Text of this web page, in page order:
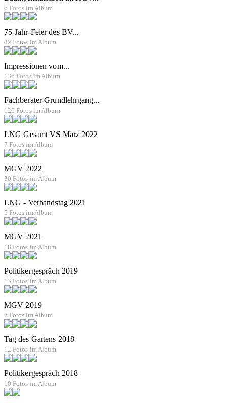
6 Fotos im Album
75-Jahr-Feier des BV...
82 Fotos im Album
Impressionen vom...
136 Fotos im Album
Fachberater-Grundlehrgang...
126 Fotos im Album
LNG Gesamt VS März 2022
7 Fotos im Album
MGV 2022
30 Fotos im Album
LNG - Verbandstag 2021
5 Fotos im Album
MGV 2021
18 Fotos im Album
Politikergespräch 2019
13 Fotos im Album
MGV 2019
6 Fotos im Album
Tag des Gartens 2018
12 Fotos im Album
Politikergespräch 2018
10 Fotos im Album